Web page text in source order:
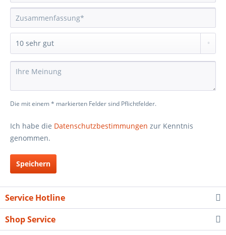
Die mit einem * markierten Felder sind Pflichtfelder.
Ich habe die Datenschutzbestimmungen zur Kenntnis
genommen.
Speichern
Service Hotline
Shop Service